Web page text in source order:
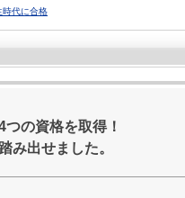
時代に合格
の資格を取得！
み出せました。